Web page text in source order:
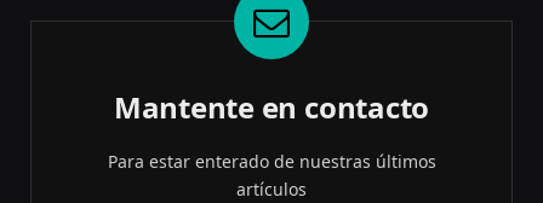
Mantente en contacto
Para estar enterado de nuestras últimos
artículos